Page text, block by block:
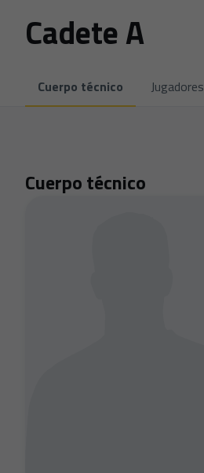
Cadete A
Cuerpo técnico Jugadores
Cuerpo técnico